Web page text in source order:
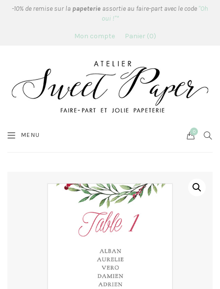
-10% de remise sur la papeterie assortie au faire-part avec le code "Oh
oui !"*
Mon compte Panier 0
MENU Cart
0